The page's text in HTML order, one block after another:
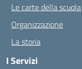
Le carte della scuola
Organizzazione
La storia
I Servizi